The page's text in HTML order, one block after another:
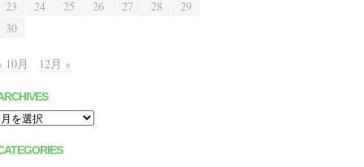
23
24 25 26 27 28
29
30
10月 12月 »
Archives